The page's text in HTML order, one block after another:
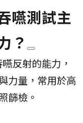
嚥測試主
？
反射的能力，
力量，常用於高
篩檢。